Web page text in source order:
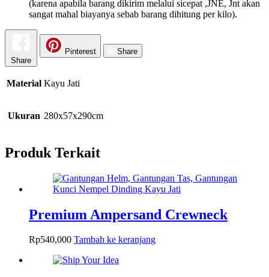
(karena apabila barang dikirim melalui sicepat ,JNE, Jnt akan
sangat mahal biayanya sebab barang dihitung per kilo).
Share
Pinterest Share
Material Kayu Jati
Ukuran 280x57x290cm
Produk Terkait
Premium Ampersand Crewneck
Rp540,000 Tambah ke keranjang